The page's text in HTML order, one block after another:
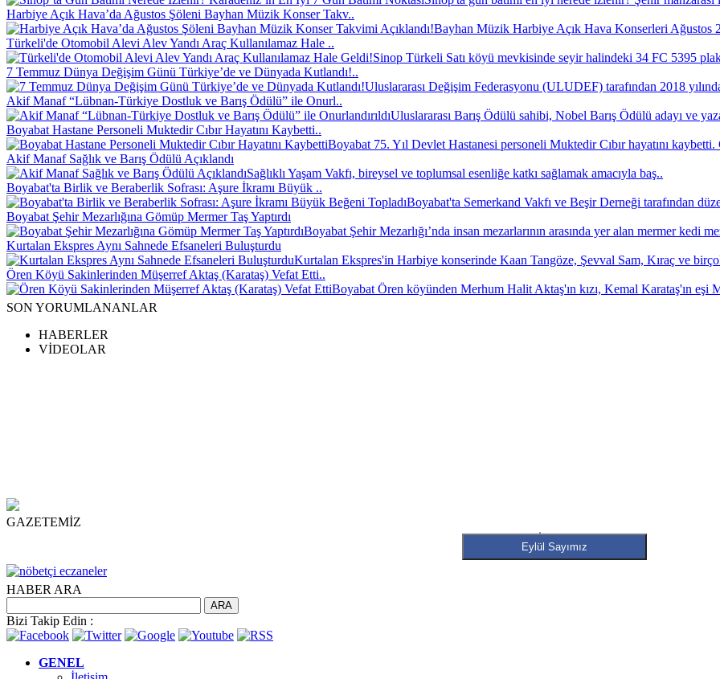
Harbiye Açık Hava’da Ağustos Şöleni Bayhan Müzik Konser Takv..
Bayhan Müzik Harbiye Açık Hava Konserleri Ağustos
Türkeli'de Otomobil Alevi Alev Yandı Araç Kullanılamaz Hale ..
Sinop Türkeli Satı köyü mevkisinde seyir halindeki 34 FC 5395
7 Temmuz Dünya Değişim Günü Türkiye’de ve Dünyada Kutlandı!..
Uluslararası Değişim Federasyonu (ULUDEF) tarafından 2018
Akif Manaf “Lübnan-Türkiye Dostluk ve Barış Ödülü” ile Onurl..
Uluslararası Barış Ödülü sahibi, Nobel Barış Ödülü adayı ve
Boyabat Hastane Personeli Muktedir Cıbır Hayatını Kaybetti..
Boyabat 75. Yıl Devlet Hastanesi personeli Muktedir Cıbır hayatını kaybetti.
Akif Manaf Sağlık ve Barış Ödülü Açıklandı
Sağlıklı Yaşam Vakfı, bireysel ve toplumsal esenliğe katkı sağlamak amacıyla baş..
Boyabat'ta Birlik ve Beraberlik Sofrası: Aşure İkramı Büyük ..
Boyabat'ta Semerkand Vakfı ve Beşir Derneği tarafından
Boyabat Şehir Mezarlığına Gömüp Mermer Taş Yaptırdı
Boyabat Şehir Mezarlığı’nda insan mezarlarının arasında yer alan mermer kedi
Kurtalan Ekspres Aynı Sahnede Efsaneleri Buluşturdu
Kurtalan Ekspres'in Harbiye konserinde Kaan Tangöze, Şevval Sam, Kıraç ve
Ören Köyü Sakinlerinden Müşerref Aktaş (Karataş) Vefat Etti..
Boyabat Ören köyünden Merhum Halit Aktaş'ın kızı, Kemal Karataş'ın eşi
SON YORUMLANANLAR
HABERLER
VİDEOLAR
beylikdüzü escort
GAZETEMİZ
HABER ARA
Bizi Takip Edin :
GENEL